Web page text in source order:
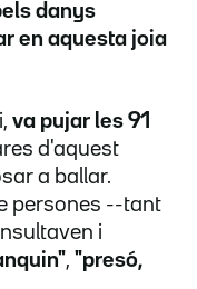
danys
en aquesta joia
va pujar les 91
d'aquest
a ballar.
persones --tant
i
, "presó,